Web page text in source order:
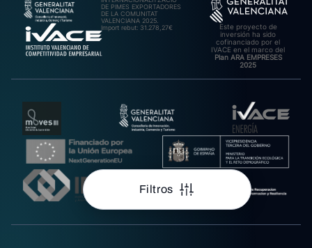
Filtros
DE PIMES EXPORTADORES
DE LA COMUNITAT
VALENCIANA 2025.
Import rebut: 31.278,27€
Este proyecto de
inversión ha sido
cofinanciado por el
IVACE en el marco del
Plan ARA EMPRESES
2025